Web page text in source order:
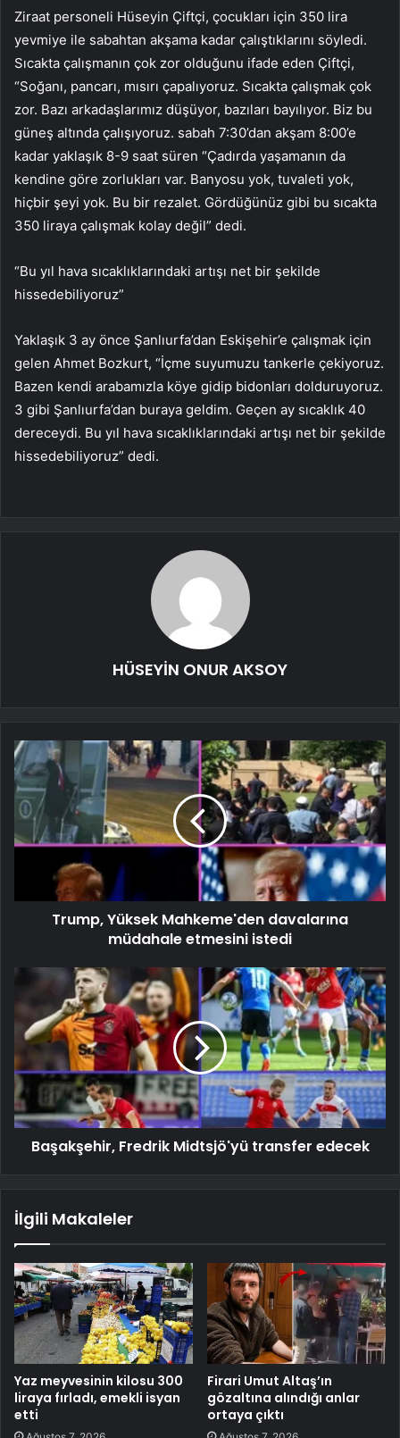
Ziraat personeli Hüseyin Çiftçi, çocukları için 350 lira
yevmiye ile sabahtan akşama kadar çalıştıklarını söyledi.
Sıcakta çalışmanın çok zor olduğunu ifade eden Çiftçi,
“Soğanı, pancarı, mısırı çapalıyoruz. Sıcakta çalışmak çok
zor. Bazı arkadaşlarımız düşüyor, bazıları bayılıyor. Biz bu
güneş altında çalışıyoruz. sabah 7:30’dan akşam 8:00’e
kadar yaklaşık 8-9 saat süren “Çadırda yaşamanın da
kendine göre zorlukları var. Banyosu yok, tuvaleti yok,
hiçbir şeyi yok. Bu bir rezalet. Gördüğünüz gibi bu sıcakta
350 liraya çalışmak kolay değil” dedi.
“Bu yıl hava sıcaklıklarındaki artışı net bir şekilde
hissedebiliyoruz”
Yaklaşık 3 ay önce Şanlıurfa’dan Eskişehir’e çalışmak için
gelen Ahmet Bozkurt, “İçme suyumuzu tankerle çekiyoruz.
Bazen kendi arabamızla köye gidip bidonları dolduruyoruz.
3 gibi Şanlıurfa’dan buraya geldim. Geçen ay sıcaklık 40
dereceydi. Bu yıl hava sıcaklıklarındaki artışı net bir şekilde
hissedebiliyoruz” dedi.
HÜSEYİN ONUR AKSOY
Trump, Yüksek Mahkeme'den davalarına
müdahale etmesini istedi
Başakşehir, Fredrik Midtsjö'yü transfer edecek
İlgili Makaleler
Yaz meyvesinin kilosu 300
liraya fırladı, emekli isyan
etti
Firari Umut Altaş’ın
gözaltına alındığı anlar
ortaya çıktı